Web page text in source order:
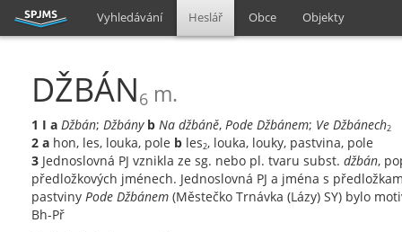
Vyhledávání Heslář Obce Objekty
DŽBÁN6 m.
1 I a Džbán; Džbány b Na džbáně, Pode Džbánem; Ve Džbánech2
2 a hon, les, louka, pole b les2, louka, louky, pastvina, pole
3 Jednoslovná PJ vznikla ze sg. nebo pl. tvaru subst. džbán,
předložkových jménech. Jednoslovná PJ a jména s
pastviny Pode Džbánem (Městečko Trnávka (Lázy) SY) bylo
Bh-Př